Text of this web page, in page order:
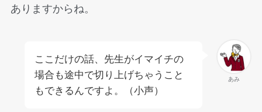
ありますからね。
あみ
ここだけの話、先生がイマイチの
場合も途中で切り上げちゃうこと
もできるんですよ。（小声）